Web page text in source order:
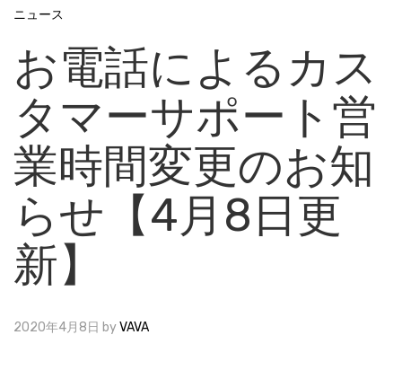
ニュース
お電話によるカス
タマーサポート営
業時間変更のお知
らせ【4月8日更
新】
2020年4月8日 byVAVA